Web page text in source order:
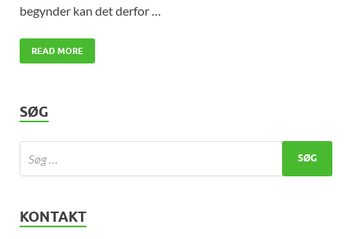
begynder kan det derfor …
READ MORE
SØG
KONTAKT